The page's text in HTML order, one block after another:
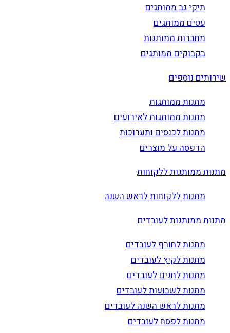
תיקי גב ממותגים
עטים ממותגים
מחברות ממותגות
בקבוקים ממותגים
שירותים נוספים
מתנות ממותגות
מתנות ממותגות לאירועים
מתנות לכנסים ותערוכות
הדפסה על מוצרים
מתנות ממותגות ללקוחות
מתנות ללקוחות לראש השנה
מתנות ממותגות לעובדים
מתנות לחורף לעובדים
מתנות לקיץ לעובדים
מתנות לחגים לעובדים
מתנות לשבועות לעובדים
מתנות לראש השנה לעובדים
מתנות לפסח לעובדים